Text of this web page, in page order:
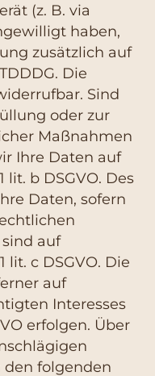
(z. B. via
haben,
zusätzlich auf
Die
Sind
oder zur
Maßnahmen
Ihre Daten auf
lit. b DSGVO. Des
Daten, sofern
auf
lit. c DSGVO. Die
auf
Interesses
erfolgen. Über
folgenden